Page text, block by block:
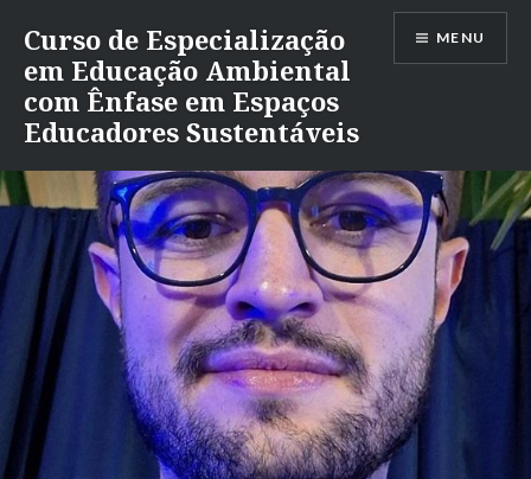
para
conteúdo
Curso de Especialização
em Educação Ambiental
com Ênfase em Espaços
Educadores Sustentáveis
MENU